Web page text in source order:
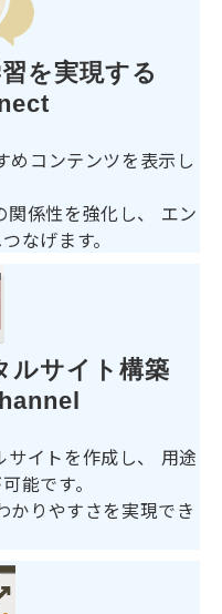
を実現する
めコンテンツを表示し
係性を強化し、
エン
なげます。
ルサイト構築
イトを作成し、
用途
能です。
かりやすさを実現でき